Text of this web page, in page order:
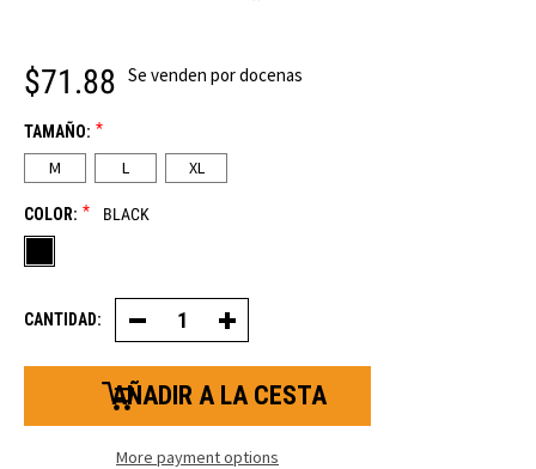
$71.88 Se venden por docenas
TAMAÑO: *
M L XL
COLOR: * BLACK
CANTIDAD: Decrease
Quantity
of
Glacier
Grip™
Increase
Quantity
of
Grip™
More payment options